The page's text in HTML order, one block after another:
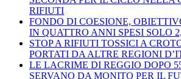
RIFIUTI
FONDO DI COESIONE,
IN QUATTRO ANNI SPESI SOLO
STOP A RIFIUTI TOSSICI A
PORTATI DA ALTRE REGIONI
LE LACRIME DI REGGIO DOPO
SERVANO DA MONITO PER IL